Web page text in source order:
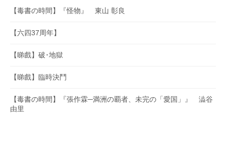
【毒書の時間】『怪物』 東山 彰良
【六四37周年】
【睇戲】破･地獄
【睇戲】臨時決鬥
【毒書の時間】『張作霖─満洲の覇者、未完の「愛国」』 澁谷
由里